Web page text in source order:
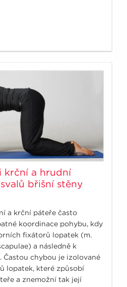
krční a hrudní
břišní stěny
a krční páteře často
koordinace pohybu, kdy
fixátorů lopatek (m.
a následně k
Častou chybou je izolované
lopatek, které způsobí
a znemožní tak její